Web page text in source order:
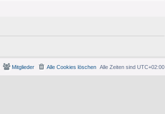
Alle Zeiten sind UTC+02:00
Alle Cookies löschen
Mitglieder